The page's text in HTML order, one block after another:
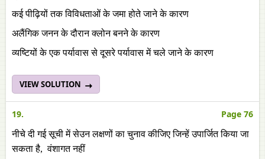
कई पीढ़ियों तक विविधताओं के जमा होते जाने के कारण
अलैंगिक जनन के दौरान क्लोन बनने के कारण
व्यष्टियों के एक पर्यावास से दूसरे पर्यावास में चले जाने के कारण
VIEW SOLUTION
19. Page 76
नीचे दी गई सूची में सेउन लक्षणों का चुनाव कीजिए जिन्हें उपार्जित किया जा
सकता है, वंशागत नहीं